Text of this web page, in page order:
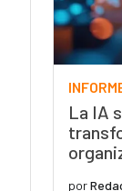
La IA
por